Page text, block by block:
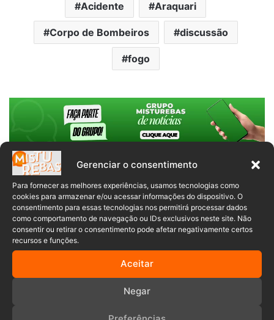
Gerenciar o consentimento
Para fornecer as melhores experiências, usamos tecnologias como
cookies para armazenar e/ou acessar informações do dispositivo. O
consentimento para essas tecnologias nos permitirá processar dados
como comportamento de navegação ou IDs exclusivos neste site. Não
consentir ou retirar o consentimento pode afetar negativamente certos
recursos e funções.
Aceitar
Negar
Acidente Araquari
Corpo de Bombeiros discussão
fogo
Comentários
Anuncia – Lateral